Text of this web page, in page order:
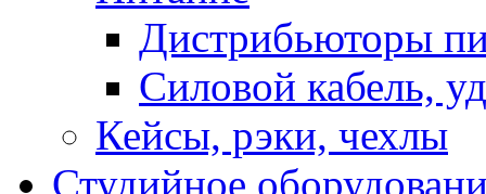
Дистрибьюторы
Силовой кабель,
Кейсы, рэки, чехлы
Студийное